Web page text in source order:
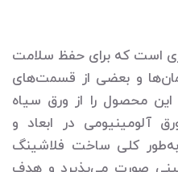
است که برای حفظ سلامت
و بعضی از قسمت‌های
محصول را از ورق سیاه
آلومینیومی در ابعاد و
به‌طور کلی ساخت فلاشینگ